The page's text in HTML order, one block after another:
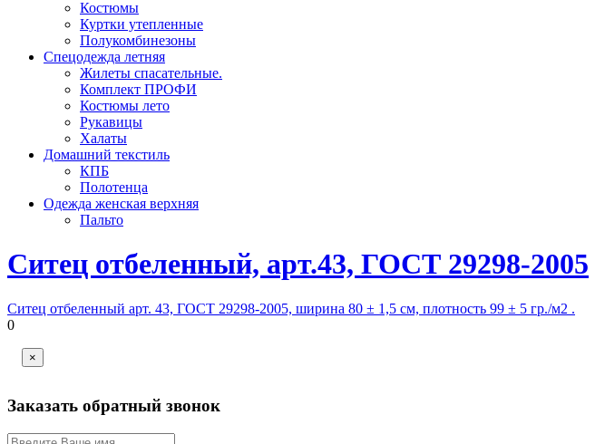
Костюмы
Куртки утепленные
Полукомбинезоны
Спецодежда летняя
Жилеты спасательные.
Комплект ПРОФИ
Костюмы лето
Рукавицы
Халаты
Домашний текстиль
КПБ
Полотенца
Одежда женская верхняя
Пальто
Ситец отбеленный, арт.43, ГОСТ 29298-2005
Ситец отбеленный арт. 43, ГОСТ 29298-2005, ширина 80 ± 1,5 см, плотность 99 ± 5 гр./м2 .
0
×
Заказать обратный звонок